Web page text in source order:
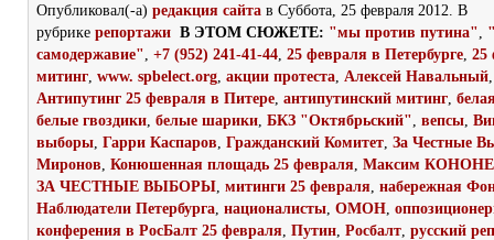
Опубликовал(-а) редакция сайта в Суббота, 25 февраля 2012. В
рубрике репортажи В ЭТОМ СЮЖЕТЕ: "мы против путина"
самодержавие" +7 (952) 241-41-44 25 февраля в Петербурге 25
митинг www. spbelect.org акции протеста Алексей Навальный
Антипутинг 25 февраля в Питере антипутинский митинг
белые гвоздики белые шарики БКЗ "Октябрьский" вепсы
выборы Гарри Каспаров Гражданский Комитет За Честные
Миронов Конюшенная площадь 25 февраля Максим
ЗА ЧЕСТНЫЕ ВЫБОРЫ митинги 25 февраля набережная
Наблюдатели Петербурга националисты ОМОН
конферения в РосБалт 25 февраля Путин Росбалт русский